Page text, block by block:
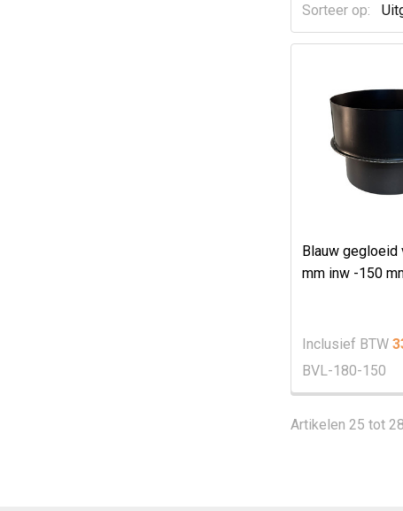
Sorteer op:
Blauw gegloeid
mm inw -150
Inclusief BTW
BVL-180-150
Artikelen 25 tot